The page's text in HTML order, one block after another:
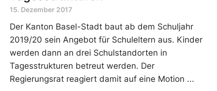
15. Dezember 2017
Der Kanton Basel-Stadt baut ab dem Schuljahr
2019/20 sein Angebot für Schuleltern aus. Kinder
werden dann an drei Schulstandorten in
Tagesstrukturen betreut werden. Der
Regierungsrat reagiert damit auf eine Motion